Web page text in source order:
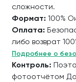
сложности.
Формат: 100%
Оплата:
либо возврат
Подробнее о
Контроль:
фотоотчётом